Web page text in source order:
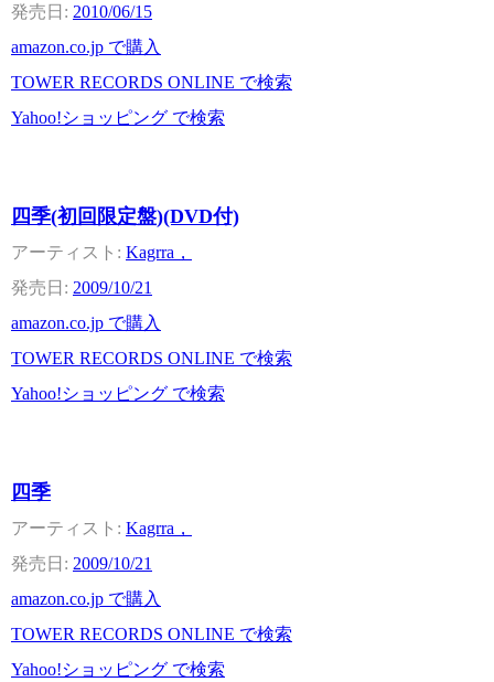
2010/06/15
amazon.co.jp で購入
TOWER RECORDS ONLINE で検索
Yahoo!ショッピング で検索
四季(初回限定盤)(DVD付)
Kagrra，
2009/10/21
amazon.co.jp で購入
TOWER RECORDS ONLINE で検索
Yahoo!ショッピング で検索
四季
Kagrra，
2009/10/21
amazon.co.jp で購入
TOWER RECORDS ONLINE で検索
Yahoo!ショッピング で検索